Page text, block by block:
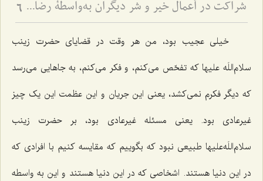
شراکت در أعمال خیر و شر دیگران به‌واسطۀ رضایت از آن عمل 6
خیلی عجیب بود، من هر وقت در قضایای حضرت زینب
سلام‌اللَه علیها که تفحّص می‌کنم، و فکر می‌کنم، به جاهایی می‌رسد
که دیگر فکرم نمی‌کشد، یعنی این جریان و این عظمت این یک چیز
غیرعادی بود. یعنی مسئله غیرعادی بود، بر حضرت زینب
سلام‌اللَه‌علیها طبیعی نبود که بگوییم که مقایسه کنیم با افرادی که
در این دنیا هستند. اشخاصی که در این دنیا هستند و این به واسطه